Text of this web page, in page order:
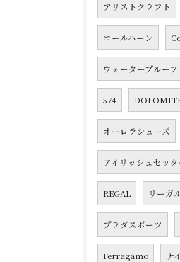
アリストクラフト
コールハーン
ウォータープルーフ
574
オーロラシューズ
アイリッシュセッタ
REGAL リーガ
プラダスポーツ
Ferragamo ナ